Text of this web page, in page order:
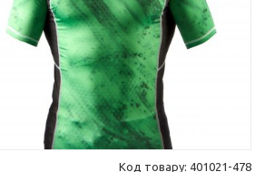
Код товару: 401021-478